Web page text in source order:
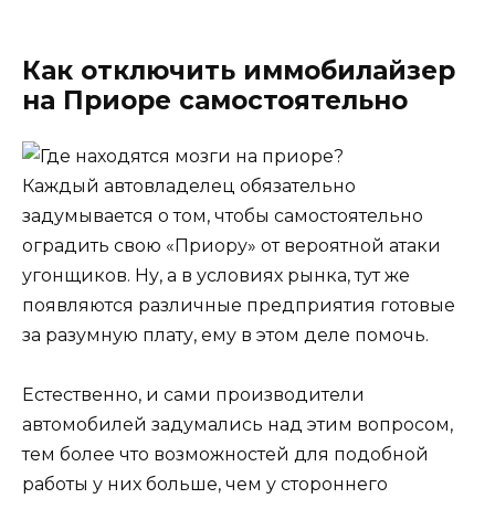
Как отключить иммобилайзер
на Приоре самостоятельно
Каждый автовладелец обязательно
задумывается о том, чтобы самостоятельно
оградить свою «Приору» от вероятной атаки
угонщиков. Ну, а в условиях рынка, тут же
появляются различные предприятия готовые
за разумную плату, ему в этом деле помочь.
Естественно, и сами производители
автомобилей задумались над этим вопросом,
тем более что возможностей для подобной
работы у них больше, чем у стороннего